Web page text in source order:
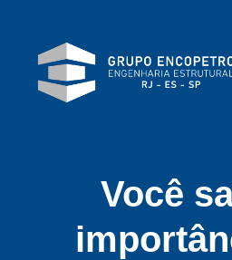
Você